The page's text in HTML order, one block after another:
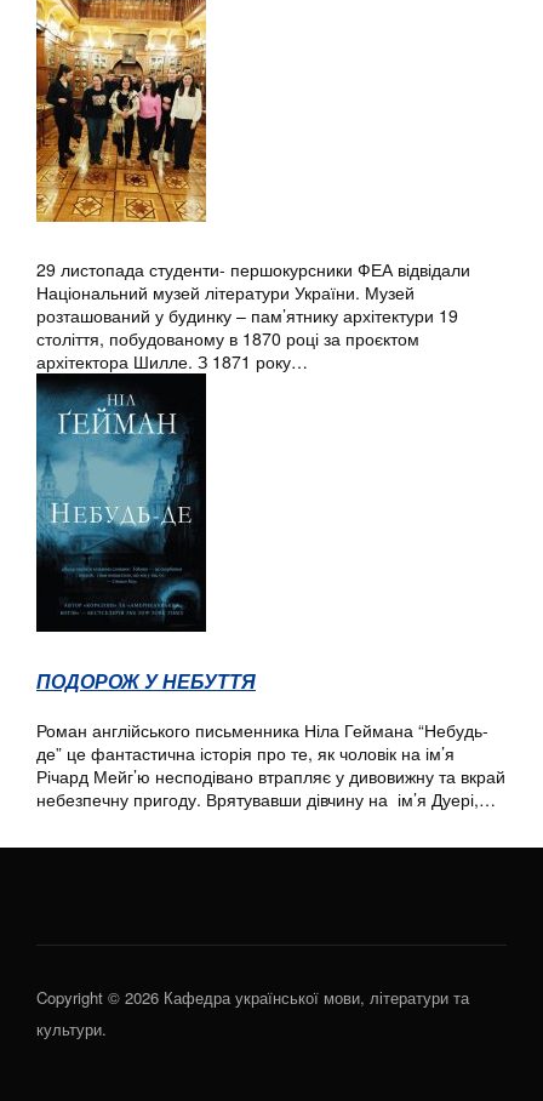
29 листопада студенти- першокурсники ФЕА відвідали
Національний музей літератури України. Музей
розташований у будинку – пам’ятнику архітектури 19
століття, побудованому в 1870 році за проєктом
архітектора Шилле. З 1871 року…
ПОДОРОЖ У НЕБУТТЯ
Роман англійського письменника Ніла Геймана “Небудь-
де” це фантастична історія про те, як чоловік на ім’я
Річард Мейг’ю несподівано втрапляє у дивовижну та вкрай
небезпечну пригоду. Врятувавши дівчину на ім’я Дуері,…
Copyright © 2026 Кафедра української мови, літератури та
культури.